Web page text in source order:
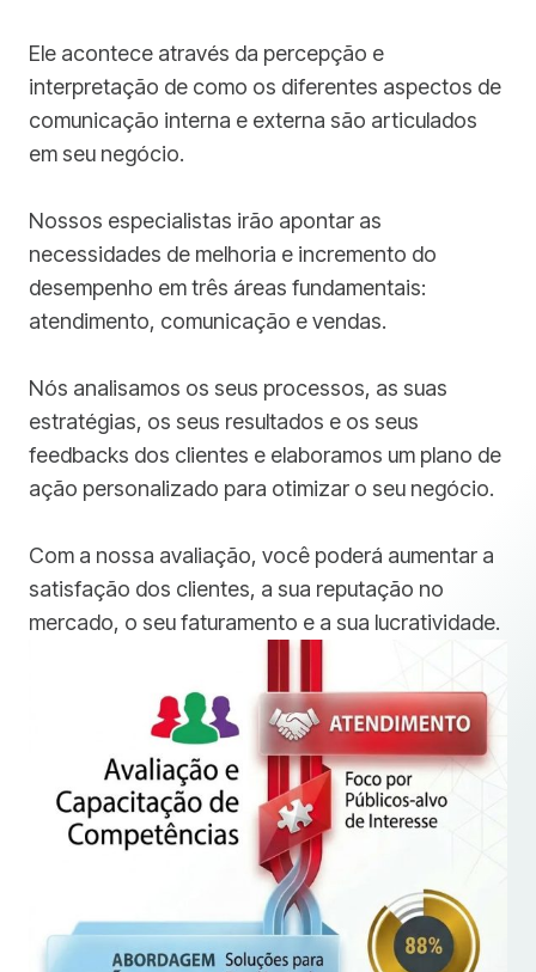
Ele acontece através da percepção e
interpretação de como os diferentes aspectos de
comunicação interna e externa são articulados
em seu negócio.
Nossos especialistas irão apontar as
necessidades de melhoria e incremento do
desempenho em três áreas fundamentais:
atendimento, comunicação e vendas.
Nós analisamos os seus processos, as suas
estratégias, os seus resultados e os seus
feedbacks dos clientes e elaboramos um plano de
ação personalizado para otimizar o seu negócio.
Com a nossa avaliação, você poderá aumentar a
satisfação dos clientes, a sua reputação no
mercado, o seu faturamento e a sua lucratividade.